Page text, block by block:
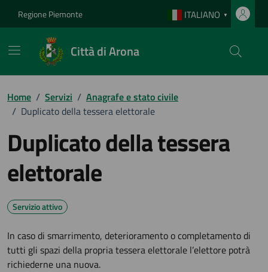
Regione Piemonte ITALIANO ▼
Città di Arona
Home / Servizi / Anagrafe e stato civile
/ Duplicato della tessera elettorale
Duplicato della tessera
elettorale
Servizio attivo
In caso di smarrimento, deterioramento o completamento di
tutti gli spazi della propria tessera elettorale l’elettore potrà
richiederne una nuova.